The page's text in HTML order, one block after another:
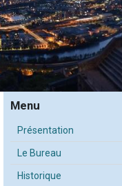
Menu
Présentation
Le Bureau
Historique